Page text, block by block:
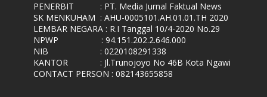
PENERBIT
: PT. Media Jurnal Faktual News
SK MENKUHAM : AHU-0005101.AH.01.01.TH 2020
LEMBAR NEGARA : R.I Tanggal 10/4-2020 No.29
NPWP
: 94.151.202.2.646.000
NIB
: 0220108291338
KANTOR
: Jl.Trunojoyo No 46B Kota Ngawi
CONTACT PERSON : 082143655858